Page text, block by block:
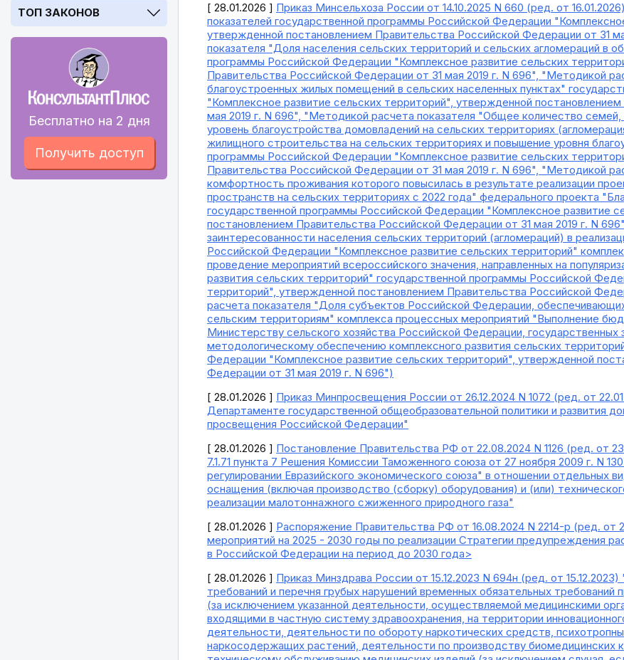
ТОП ЗАКОНОВ
Бесплатно на 2 дня
Получить доступ
[ 28.01.2026 ] Приказ Минсельхоза России от 14.10.2025 N 660 (ред. от
показателей государственной программы Российской Федерации
утвержденной постановлением Правительства Российской Федерации от 31
показателя "Доля населения сельских территорий и сельских агломераций в
программы Российской Федерации "Комплексное развитие сельских
Правительства Российской Федерации от 31 мая 2019 г. N 696", "Методикой
благоустроенных жилых помещений в сельских населенных пунктах"
"Комплексное развитие сельских территорий", утвержденной
мая 2019 г. N 696", "Методикой расчета показателя "Общее количество
уровень благоустройства домовладений на сельских территориях
жилищного строительства на сельских территориях и повышение уровня
программы Российской Федерации "Комплексное развитие сельских
Правительства Российской Федерации от 31 мая 2019 г. N 696", "Методикой
комфортность проживания которого повысилась в результате реализации
пространств на сельских территориях с 2022 года" федерального проекта
государственной программы Российской Федерации "Комплексное развитие
постановлением Правительства Российской Федерации от 31 мая 2019 г. N
заинтересованности населения сельских территорий (агломераций) в
Российской Федерации "Комплексное развитие сельских территорий"
проведение мероприятий всероссийского значения, направленных на
развития сельских территорий" государственной программы Российской
территорий", утвержденной постановлением Правительства Российской
расчета показателя "Доля субъектов Российской Федерации,
сельским территориям" комплекса процессных мероприятий "Выполнение
Министерству сельского хозяйства Российской Федерации,
методологическому обеспечению комплексного развития сельских
Федерации "Комплексное развитие сельских территорий", утвержденной
Федерации от 31 мая 2019 г. N 696")
[ 28.01.2026 ] Приказ Минпросвещения России от 26.12.2024 N 1072 (ред. от
Департаменте государственной общеобразовательной политики и развития
просвещения Российской Федерации"
[ 28.01.2026 ] Постановление Правительства РФ от 22.08.2024 N 1126 (ред. от
7.1.71 пункта 7 Решения Комиссии Таможенного союза от 27 ноября 2009 г. N
регулировании Евразийского экономического союза" в отношении отдельных
оснащения (включая производство (сборку) оборудования) и (или)
реализации малотоннажного сжиженного природного газа"
[ 28.01.2026 ] Распоряжение Правительства РФ от 16.08.2024 N 2214-р (ред. от
мероприятий на 2025 - 2030 годы по реализации Стратегии предупреждения
в Российской Федерации на период до 2030 года>
[ 28.01.2026 ] Приказ Минздрава России от 15.12.2023 N 694н (ред. от
требований и перечня грубых нарушений временных обязательных
(за исключением указанной деятельности, осуществляемой медицинскими
входящими в частную систему здравоохранения, на территории
деятельности, деятельности по обороту наркотических средств,
наркосодержащих растений, деятельности по производству биомедицинских